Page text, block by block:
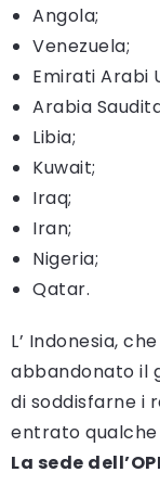
Angola;
Venezuela;
Emirati Arabi
Arabia
Libia;
Kuwait;
Iraq;
Iran;
Nigeria;
Qatar.
L’ Indonesia,
abbandonato il
di soddisfarne i
entrato qualche
La sede